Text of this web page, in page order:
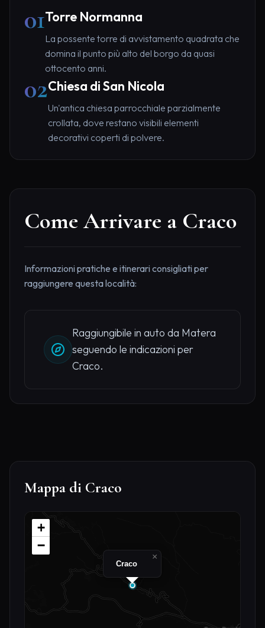
01Torre Normanna
La possente torre di avvistamento quadrata che
domina il punto più alto del borgo da quasi
ottocento anni.
02Chiesa di San Nicola
Un'antica chiesa parrocchiale parzialmente
crollata, dove restano visibili elementi
decorativi coperti di polvere.
Come Arrivare a Craco
Informazioni pratiche e itinerari consigliati per
raggiungere questa località:
Raggiungibile in auto da Matera
seguendo le indicazioni per
Craco.
Mappa di Craco
Craco
×
+
−